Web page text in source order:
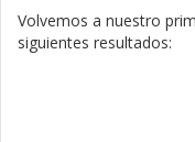
Volvemos a nuestro
siguientes resultados: